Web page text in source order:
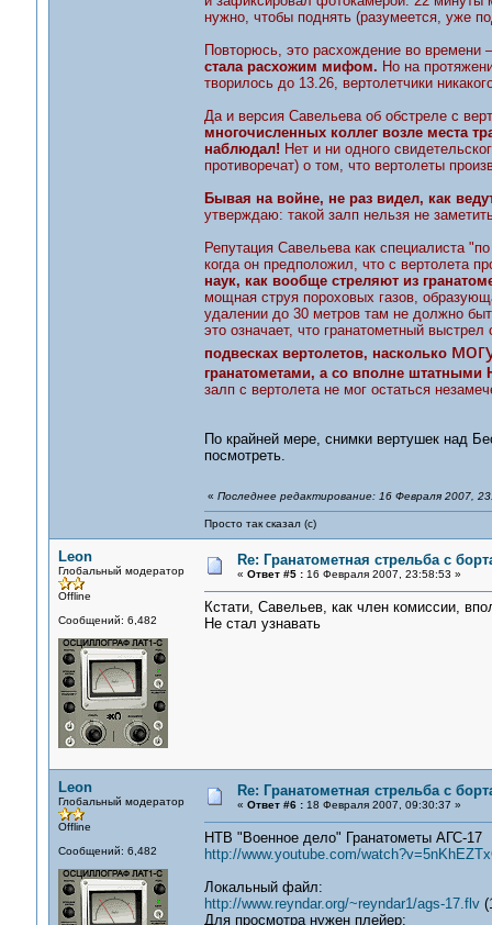
нужно, чтобы поднять (разумеется, уже
Повторюсь, это расхождение во времени
стала расхожим мифом. Но на
творилось до 13.26, вертолетчики
Да и версия Савельева об обстреле с
многочисленных коллег возле места
наблюдал! Нет и ни одного
противоречат) о том, что вертолеты
Бывая на войне, не раз видел, как
утверждаю: такой залп нельзя не
Репутация Савельева как специалиста
когда он предположил, что с вертолета
наук, как вообще стреляют из
мощная струя пороховых газов,
удалении до 30 метров там не должно
это означает, что гранатометный
подвесках вертолетов, насколько
гранатометами, а со вполне
залп с вертолета не мог остаться
По крайней мере, снимки вертушек над
посмотреть.
« Последнее редактирование: 16 Февраля 2007,
Просто так сказал (с)
Leon
Глобальный модератор
Offline
Сообщений: 6,482
Re: Гранатометная стрельба с
« Ответ #5 :16 Февраля 2007, 23:58:53 »
Кстати, Савельев, как член комиссии,
Не стал узнавать
Leon
Глобальный модератор
Offline
Сообщений: 6,482
Re: Гранатометная стрельба с
« Ответ #6 :18 Февраля 2007, 09:30:37 »
НТВ "Военное дело" Гранатометы АГС-17
http://www.youtube.com/
Локальный файл:
http://www.reyndar.org/~reyndar1/ags-17.flv
Для просмотра нужен плейер: